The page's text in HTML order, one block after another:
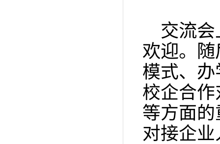
交流会
欢迎。
模式、 办
校企合作
等方面
对接企